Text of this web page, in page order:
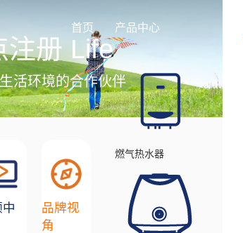
首页 产品中心
燃气热水器
注册 Life
活环境的合作伙伴
品牌视
角